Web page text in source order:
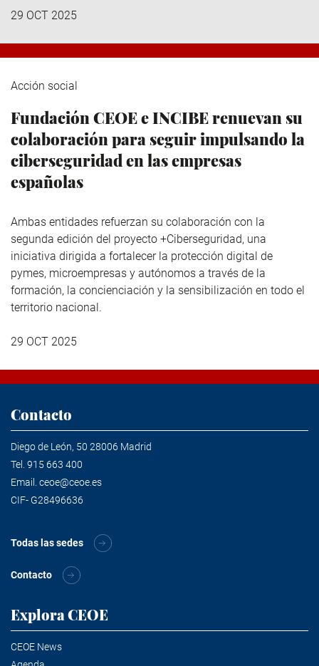
29 OCT 2025
Acción social
Fundación CEOE e INCIBE renuevan su
colaboración para seguir impulsando la
ciberseguridad en las empresas
españolas
Ambas entidades refuerzan su colaboración con la
segunda edición del proyecto +Ciberseguridad, una
iniciativa dirigida a fortalecer la protección digital de
pymes, microempresas y autónomos a través de la
formación, la concienciación y la sensibilización en todo el
territorio nacional.
29 OCT 2025
Contacto
Diego de León, 50 28006 Madrid
Tel. 915 663 400
Email. ceoe@ceoe.es
CIF- G28496636
Todas las sedes
Contacto
Explora CEOE
CEOE News